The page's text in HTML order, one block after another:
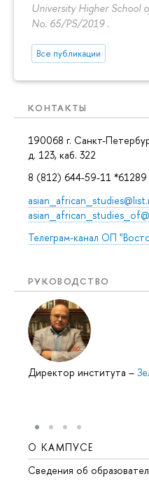
University Higher School
No. 65/PS/2019 .
Все публикации
КОНТАКТЫ
190068 г. Санкт-
д. 123, каб. 322
8 (812) 644-59-11 *61289
Телеграм-канал ОП
РУКОВОДСТВО
Директор института –
О КАМПУСЕ
Сведения об